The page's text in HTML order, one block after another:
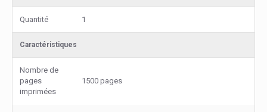
Quantité 1
Caractéristiques
Nombre de
pages
imprimées
1500 pages